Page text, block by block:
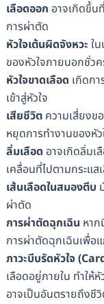
เลือดออก อาจเกิดขึ้
การผ่าตัด
หัวใจเต้นผิดจังหวะ ใ
ของหัวใจภายนอกชั่ว
หัวใจขาดเลือด เกิดก
เข้าสู่หัวใจ
เสียชีวิต ความเสี่ยงข
หยุดการทำงานของหัว
ลิ่มเลือด อาจเกิดลิ่มเ
เคลื่อนที่ไปตามกระแส
เส้นเลือดในสมองตีบ
ผ่าตัด
การผ่าตัดฉุกเฉิน หา
การผ่าตัดฉุกเฉินเพื่อ
ภาวะบีบรัดหัวใจ
เลือดอยู่ภายใน ทำให้
อาจเป็นอันตรายถึงชี